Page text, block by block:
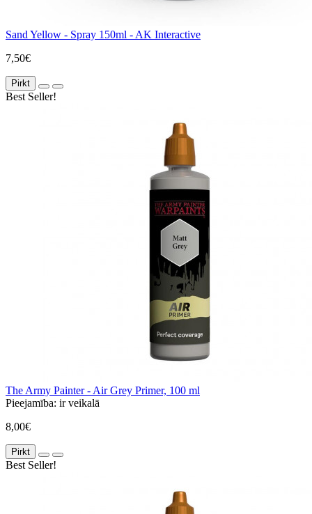
Sand Yellow - Spray 150ml - AK Interactive
7,50€
Pirkt
Best Seller!
The Army Painter - Air Grey Primer, 100 ml
Pieejamība: ir veikalā
8,00€
Pirkt
Best Seller!